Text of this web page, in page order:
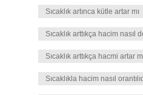
Sıcaklık artınca kütle artar mı
Sıcaklık arttıkça hacim nasıl
Sıcaklık arttıkça hacmi artar
Sıcaklıkla hacim nasıl